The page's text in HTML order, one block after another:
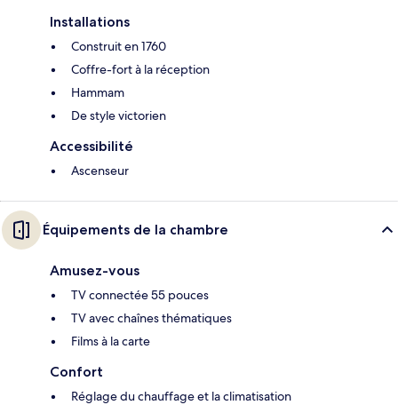
Installations
Construit en 1760
Coffre-fort à la réception
Hammam
De style victorien
Accessibilité
Ascenseur
Équipements de la chambre
Amusez-vous
TV connectée 55 pouces
TV avec chaînes thématiques
Films à la carte
Confort
Réglage du chauffage et la climatisation